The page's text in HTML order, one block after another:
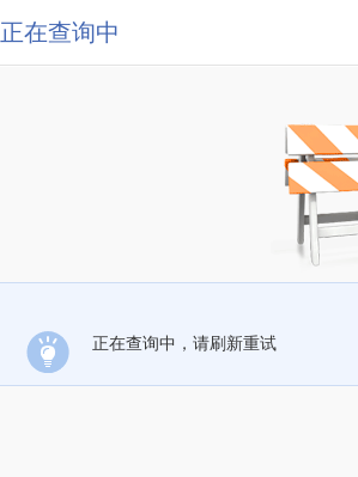
正在查询中
正在查询中，请刷新重试